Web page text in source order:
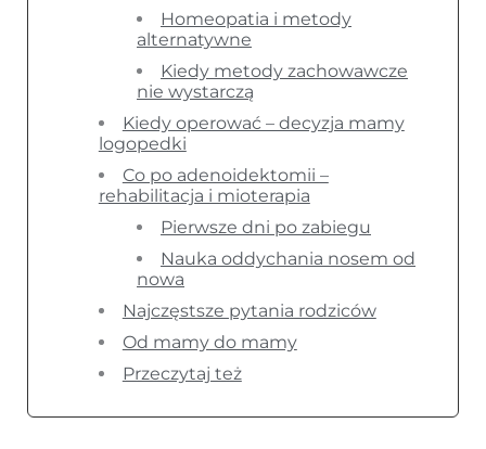
Homeopatia i metody
alternatywne
Kiedy metody zachowawcze
nie wystarczą
Kiedy operować – decyzja mamy
logopedki
Co po adenoidektomii –
rehabilitacja i mioterapia
Pierwsze dni po zabiegu
Nauka oddychania nosem od
nowa
Najczęstsze pytania rodziców
Od mamy do mamy
Przeczytaj też